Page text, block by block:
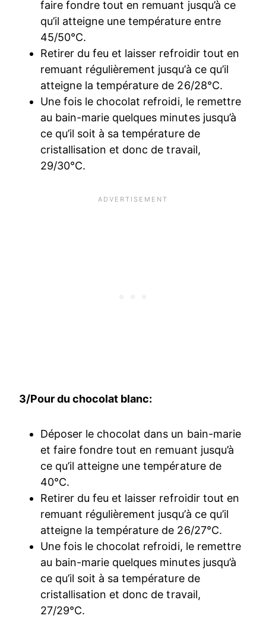
faire fondre tout en remuant jusqu’à ce
qu’il atteigne une température entre
45/50°C.
Retirer du feu et laisser refroidir tout en
remuant régulièrement jusqu’à ce qu’il
atteigne la température de 26/28°C.
Une fois le chocolat refroidi, le remettre
au bain-marie quelques minutes jusqu’à
ce qu’il soit à sa température de
cristallisation et donc de travail,
29/30°C.
3/Pour du chocolat blanc:
Déposer le chocolat dans un bain-marie
et faire fondre tout en remuant jusqu’à
ce qu’il atteigne une température de
40°C.
Retirer du feu et laisser refroidir tout en
remuant régulièrement jusqu’à ce qu’il
atteigne la température de 26/27°C.
Une fois le chocolat refroidi, le remettre
au bain-marie quelques minutes jusqu’à
ce qu’il soit à sa température de
cristallisation et donc de travail,
27/29°C.